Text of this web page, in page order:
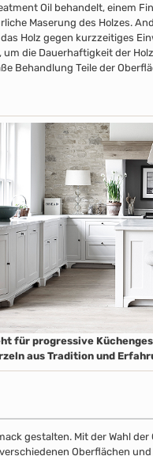
Oil behandelt, einem
Maserung des Holzes.
Holz gegen kurzzeitiges
um die Dauerhaftigkeit der
Behandlung Teile der
für progressive
aus Tradition und
gestalten. Mit der Wahl
Oberflächen